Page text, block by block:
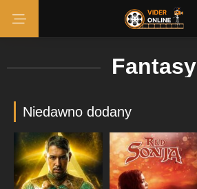
Fantasy
Niedawno dodany